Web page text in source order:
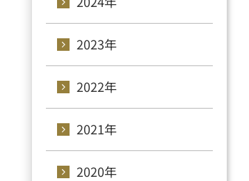
2023年
2022年
2021年
2020年